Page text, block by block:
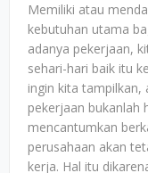
Memiliki atau
kebutuhan utama
adanya pekerjaan,
sehari-hari baik itu
ingin kita tampilkan,
pekerjaan bukanlah
mencantumkan
perusahaan akan
kerja. Hal itu